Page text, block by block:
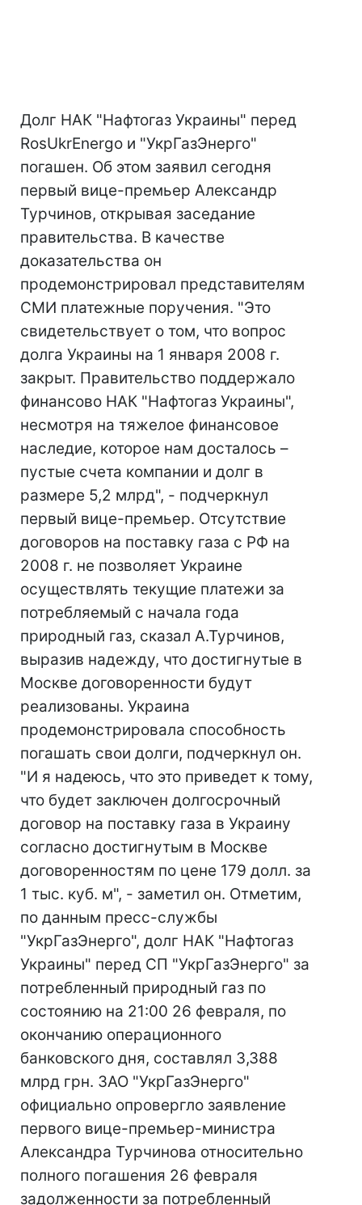
Долг НАК "Нафтогаз Украины" перед
RоsUkrEnergo и "УкрГазЭнерго"
погашен. Об этом заявил сегодня
первый вице-премьер Александр
Турчинов, открывая заседание
правительства. В качестве
доказательства он
продемонстрировал представителям
СМИ платежные поручения. "Это
свидетельствует о том, что вопрос
долга Украины на 1 января 2008 г.
закрыт. Правительство поддержало
финансово НАК "Нафтогаз Украины",
несмотря на тяжелое финансовое
наследие, которое нам досталось –
пустые счета компании и долг в
размере 5,2 млрд", - подчеркнул
первый вице-премьер. Отсутствие
договоров на поставку газа с РФ на
2008 г. не позволяет Украине
осуществлять текущие платежи за
потребляемый с начала года
природный газ, сказал А.Турчинов,
выразив надежду, что достигнутые в
Москве договоренности будут
реализованы. Украина
продемонстрировала способность
погашать свои долги, подчеркнул он.
"И я надеюсь, что это приведет к тому,
что будет заключен долгосрочный
договор на поставку газа в Украину
согласно достигнутым в Москве
договоренностям по цене 179 долл. за
1 тыс. куб. м", - заметил он. Отметим,
по данным пресс-службы
"УкрГазЭнерго", долг НАК "Нафтогаз
Украины" перед СП "УкрГазЭнерго" за
потребленный природный газ по
состоянию на 21:00 26 февраля, по
окончанию операционного
банковского дня, составлял 3,388
млрд грн. ЗАО "УкрГазЭнерго"
официально опровергло заявление
первого вице-премьер-министра
Александра Турчинова относительно
полного погашения 26 февраля
задолженности за потребленный